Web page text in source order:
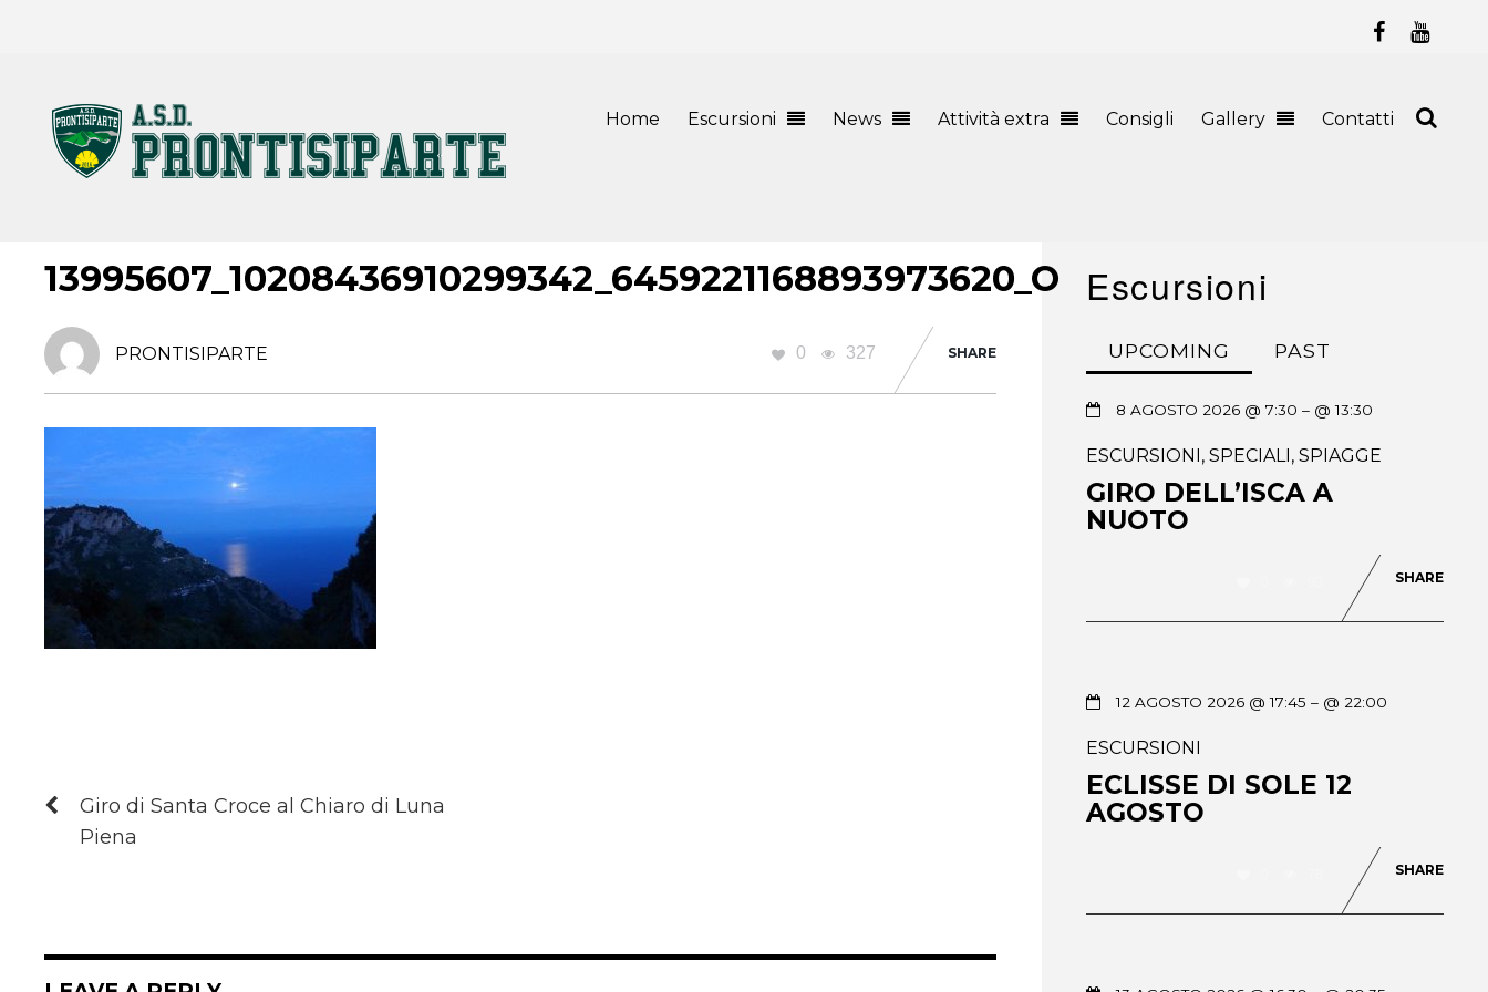
Home Escursioni News Attività extra Consigli Gallery Contatti
13995607_10208436910299342_6459221168893973620_O
PRONTISIPARTE 0 327 SHARE
Giro di Santa Croce al Chiaro di Luna
Piena
Escursioni
UPCOMING PAST
8 AGOSTO 2026 @ 7:30– @ 13:30
ESCURSIONI,SPECIALI,SPIAGGE
GIRO DELL’ISCA A
NUOTO
SHARE
12 AGOSTO 2026 @ 17:45– @ 22:00
ESCURSIONI
ECLISSE DI SOLE 12
AGOSTO
SHARE